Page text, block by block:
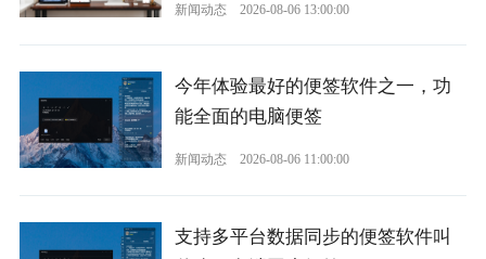
新闻动态 2026-08-06 13:00:00
今年体验最好的便签软件之一，功
能全面的电脑便签
新闻动态 2026-08-06 11:00:00
支持多平台数据同步的便签软件叫